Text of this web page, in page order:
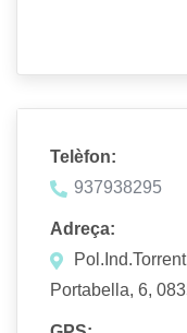
Telèfon:
937938295
Adreça:
Portabella, 6,